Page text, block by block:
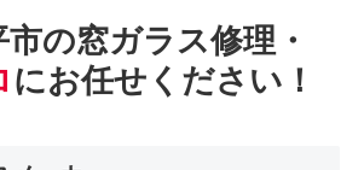
の窓ガラス修理・
にお任せください！